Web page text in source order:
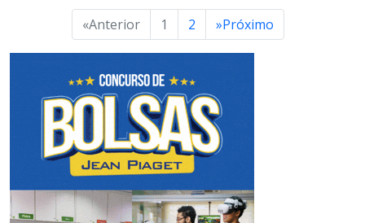
«Anterior 1 2 »Próximo